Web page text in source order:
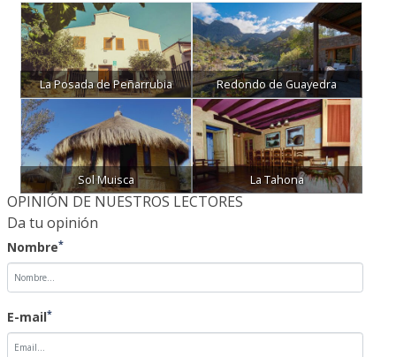
La Posada de Peñarrubia Redondo de Guayedra
Sol Muisca La Tahona
OPINIÓN DE NUESTROS LECTORES
Da tu opinión
Nombre*
E-mail*